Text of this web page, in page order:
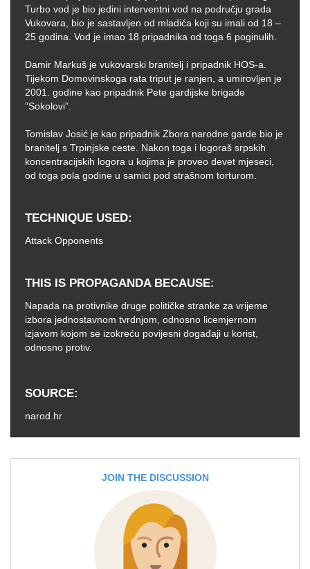
Turbo vod je bio jedini interventni vod na području grada
Vukovara, bio je sastavljen od mladića koji su imali od 18 –
25 godina. Vod je imao 18 pripadnika od toga 6 poginulih.
Damir Markuš je vukovarski branitelj i pripadnik HOS-a.
Tijekom Domovinskoga rata triput je ranjen, a umirovljen je
2001. godine kao pripadnik Pete gardijske brigade
”Sokolovi”.
Tomislav Josić je kao pripadnik Zbora narodne garde bio je
branitelj s Trpinjske ceste. Nakon toga i logoraš srpskih
koncentracijskih logora u kojima je proveo devet mjeseci,
od toga pola godine u samici pod strašnom torturom.
TECHNIQUE USED
Attack Opponents
THIS IS PROPAGANDA BECAUSE
Napada na protivnike druge političke stranke za vrijeme
izbora jednostavnom tvrdnjom, odnosno licemjernom
izjavom kojom se izokreću povijesni događaji u korist,
odnosno protiv.
SOURCE
narod.hr
JOIN THE DISCUSSION